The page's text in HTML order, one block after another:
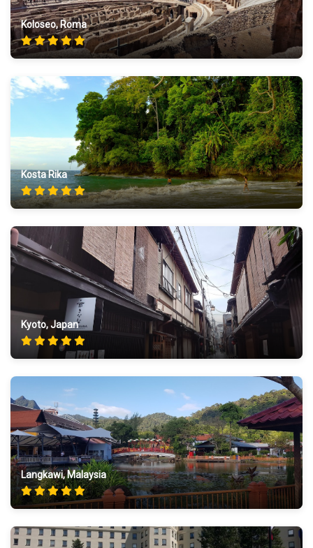
Koloseo, Roma
Kosta Rika
Kyoto, Japan
Langkawi, Malaysia